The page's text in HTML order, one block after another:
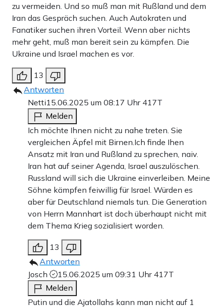
zu vermeiden. Und so muß man mit Rußland und dem
Iran das Gespräch suchen. Auch Autokraten und
Fanatiker suchen ihren Vorteil. Wenn aber nichts
mehr geht, muß man bereit sein zu kämpfen. Die
Ukraine und Israel machen es vor.
13
Antworten
Netti15.06.2025 um 08:17 Uhr 417T
Melden
Ich möchte Ihnen nicht zu nahe treten. Sie
vergleichen Äpfel mit Birnen.Ich finde Ihen
Ansatz mit Iran und Rußland zu sprechen, naiv.
Iran hat auf seiner Agenda, Israel auszulöschen.
Russland will sich die Ukraine einverleiben. Meine
Söhne kämpfen feiwillig für Israel. Würden es
aber für Deutschland niemals tun. Die Generation
von Herrn Mannhart ist doch überhaupt nicht mit
dem Thema Krieg sozialisiert worden.
13
Antworten
Josch
15.06.2025 um 09:31 Uhr 417T
Melden
Putin und die Ajatollahs kann man nicht auf 1